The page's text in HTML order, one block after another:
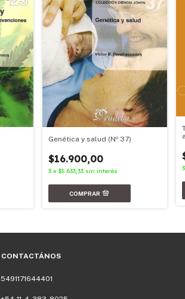
Genética y salud (Nº 37)
$16.900,00
3 x$5.633,33 sin interés 3
CONTACTÁNOS
5491171644401